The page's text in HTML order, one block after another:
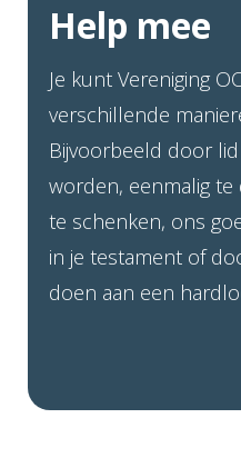
Help mee
Je kunt Vereniging
verschillende
Bijvoorbeeld door
worden, eenmalig
te schenken, ons
in je testament of
doen aan een